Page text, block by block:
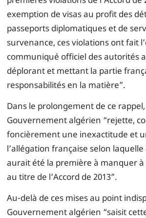
exemption de visas au profit des
passeports diplomatiques et de
survenance, ces violations ont fait
communiqué officiel des autorités
déplorant et mettant la partie
responsabilités en la matière”.
Dans le prolongement de ce
Gouvernement algérien “rejette,
foncièrement une inexactitude et
l’allégation française selon laquelle
aurait été la première à manquer à
au titre de l’Accord de 2013”.
Au-delà de ces mises au point
Gouvernement algérien “saisit